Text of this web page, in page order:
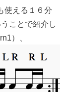
使える１６分
ことで紹介し
）、